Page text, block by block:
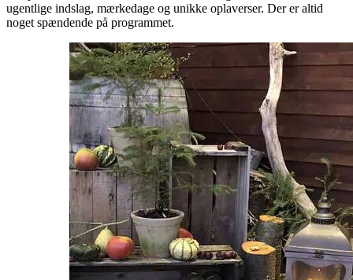
ugentlige indslag, mærkedage og unikke oplaverser. Der er altid
noget spændende på programmet.